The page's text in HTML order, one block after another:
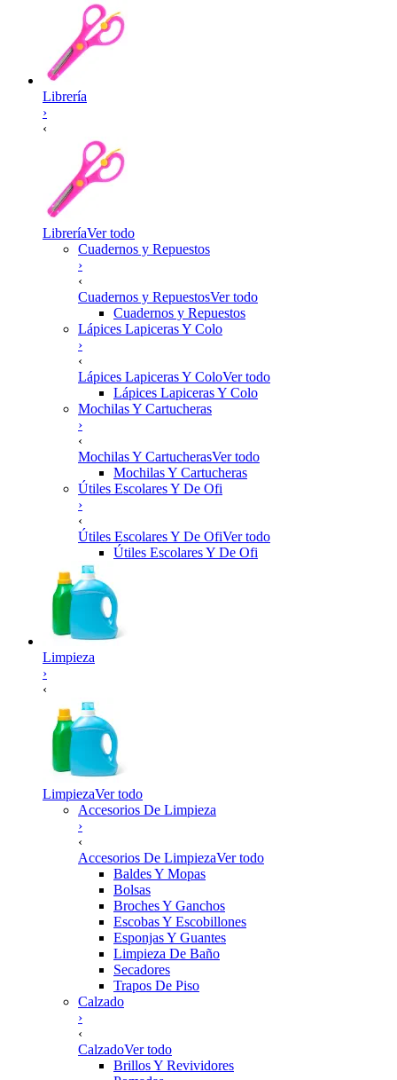
Librería
›
‹
LibreríaVer todo
Cuadernos y Repuestos
›
‹
Cuadernos y RepuestosVer todo
Cuadernos y Repuestos
Lápices Lapiceras Y Colo
›
‹
Lápices Lapiceras Y ColoVer todo
Lápices Lapiceras Y Colo
Mochilas Y Cartucheras
›
‹
Mochilas Y CartucherasVer todo
Mochilas Y Cartucheras
Útiles Escolares Y De Ofi
›
‹
Útiles Escolares Y De OfiVer todo
Útiles Escolares Y De Ofi
Limpieza
›
‹
LimpiezaVer todo
Accesorios De Limpieza
›
‹
Accesorios De LimpiezaVer todo
Baldes Y Mopas
Bolsas
Broches Y Ganchos
Escobas Y Escobillones
Esponjas Y Guantes
Limpieza De Baño
Secadores
Trapos De Piso
Calzado
›
‹
CalzadoVer todo
Brillos Y Revividores